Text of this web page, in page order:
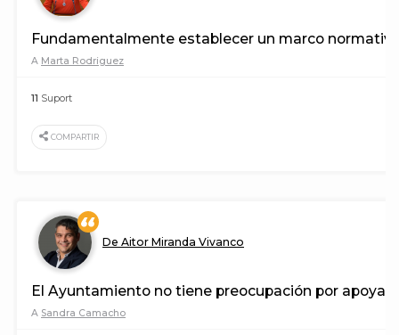
Fundamentalmente establecer un marco
A Marta Rodriguez
11 Suport
COMPARTIR
De Aitor Miranda Vivanco
El Ayuntamiento no tiene preocupación por
A Sandra Camacho